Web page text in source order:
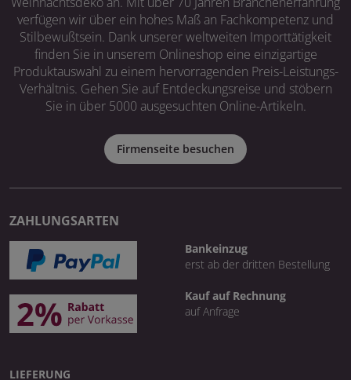
verfügen wir über ein hohes Maß an Fachkompetenz und
Stilbewußtsein. Dank unserer weltweiten Importtätigkeit
finden Sie in unserem Onlineshop eine einzigartige
Produktauswahl zu einem hervorragenden Preis-Leistungs-
Verhältnis. Gehen Sie auf Entdeckungsreise und stöbern
Sie in über 5000 ausgesuchten Online-Artikeln.
Firmenseite besuchen
ZAHLUNGSARTEN
Bankeinzug
erst ab der dritten Bestellung
Kauf auf Rechnung
auf Anfrage
LIEFERUNG